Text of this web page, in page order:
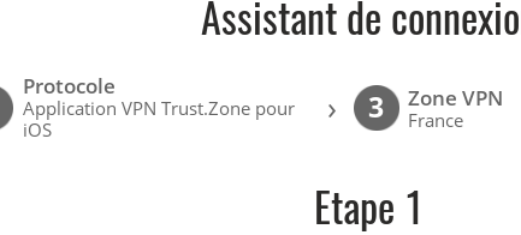
Assistant de
Protocole
Application VPN Trust.Zone pour
iOS
› 3 Zone VPN
France
Etape 1